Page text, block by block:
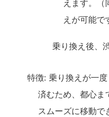
えます。（
えが可能で
乗り換え後、
特徴: 乗り換えが一
済むため、都心ま
スムーズに移動で